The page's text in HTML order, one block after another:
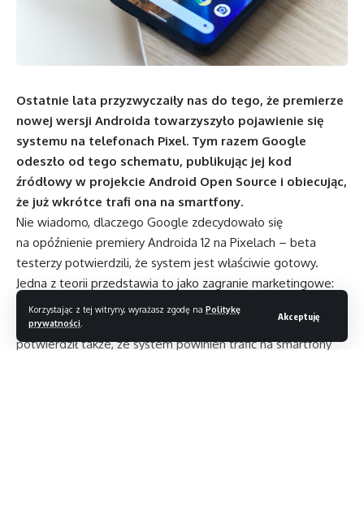
Korzystając z tej witryny, wyrażasz zgodę na Politykę
prywatności
Akceptuję
Ostatnie lata przyzwyczaiły nas do tego, że premierze
nowej wersji Androida towarzyszyło pojawienie się
systemu na telefonach Pixel. Tym razem Google
odeszło od tego schematu, publikując jej kod
źródłowy w projekcie Android Open Source i obiecując,
że już wkrótce trafi ona na smartfony.
Nie wiadomo, dlaczego Google zdecydowało się
na opóźnienie premiery Androida 12 na Pixelach – beta
testerzy potwierdzili, że system jest właściwie gotowy.
Jedna z teorii przedstawia to jako zagranie marketingowe:
Google chce, by po raz pierwszy pojawił się
on na nadchodzących Pixelach 6 i 6 Pro. Deweloper
potwierdził także, że system powinien trafić na smartfony